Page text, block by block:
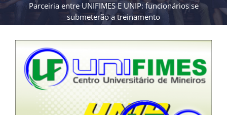
Parceiria entre UNIFIMES E UNIP: funcionários se
submeterão a treinamento
Larger
Image